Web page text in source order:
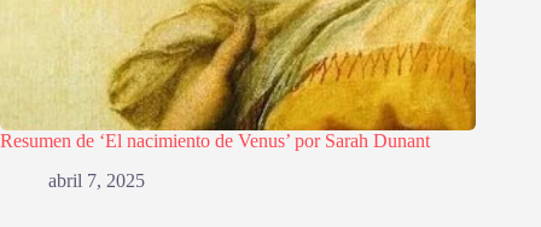
Resumen de ‘El nacimiento de Venus’ por Sarah Dunant
abril 7, 2025